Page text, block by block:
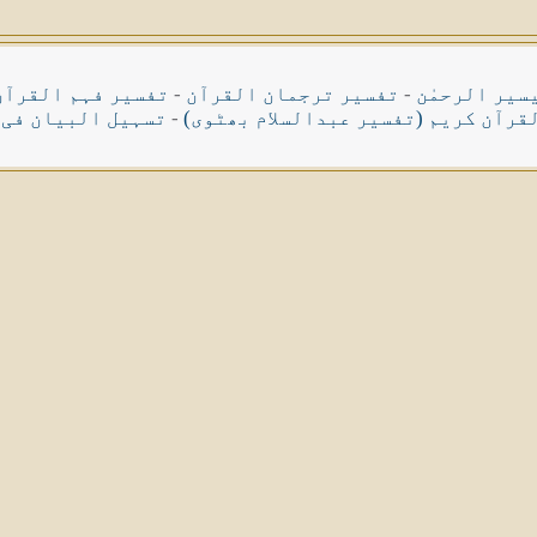
الرحمٰن - تفسیر ترجمان القرآن - تفسیر فہم
کریم (تفسیر عبدالسلام بھٹوی) - تسہیل البیان